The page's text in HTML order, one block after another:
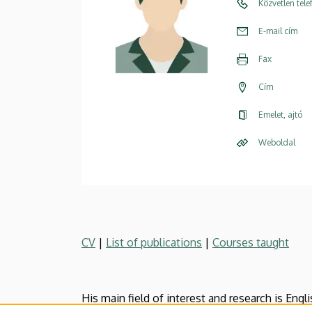
Közvetlen
E-mail cím
Fax
Cím
Emelet, ajtó
Weboldal
CV | List of publications | Courses taught
His main field of interest and research is